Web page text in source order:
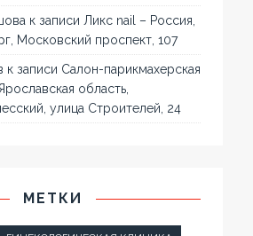
к записиЛикс nail – Россия,
Московский проспект, 107
к записи Салон-парикмахерская
область,
улица Строителей, 24
МЕТКИ